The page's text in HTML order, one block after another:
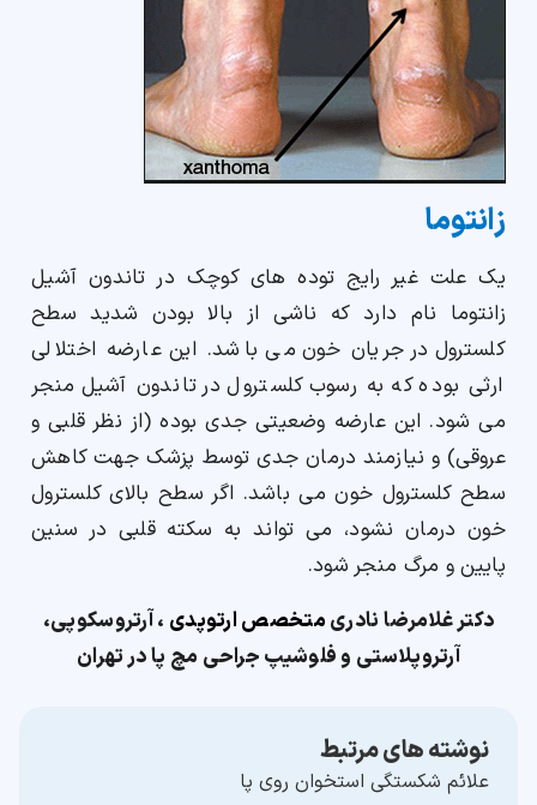
زانتوما
یک علت غیر رایج توده های کوچک در تاندون آشیل
زانتوما نام دارد که ناشی از بالا بودن شدید سطح
کلسترول در جریان خون می باشد. این عارضه اختلالی
ارثی بوده که به رسوب کلسترول در تاندون آشیل منجر
می شود. این عارضه وضعیتی جدی بوده (از نظر قلبی و
عروقی) و نیازمند درمان جدی توسط پزشک جهت کاهش
سطح کلسترول خون می باشد. اگر سطح بالای کلسترول
خون درمان نشود، می تواند به سکته قلبی در سنین
پایین و مرگ منجر شود.
دکتر غلامرضا نادریمتخصص ارتوپدی ، آرتروسکوپی،
آرتروپلاستی و فلوشیپ جراحی مچ پا در تهران
نوشته های مرتبط
علائم شکستگی استخوان روی پا